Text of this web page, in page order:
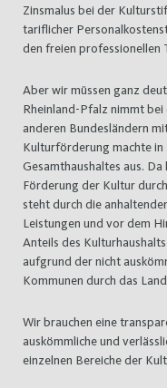
Zinsmalus bei der
tariflicher
den freien professionellen
Aber wir müssen ganz
Rheinland-Pfalz nimmt
anderen Bundesländern
Kulturförderung machte in
Gesamthaushaltes aus.
Förderung der Kultur
steht durch die
Leistungen und vor dem
Anteils des
aufgrund der nicht
Kommunen durch das
Wir brauchen eine
auskömmliche und
einzelnen Bereiche der